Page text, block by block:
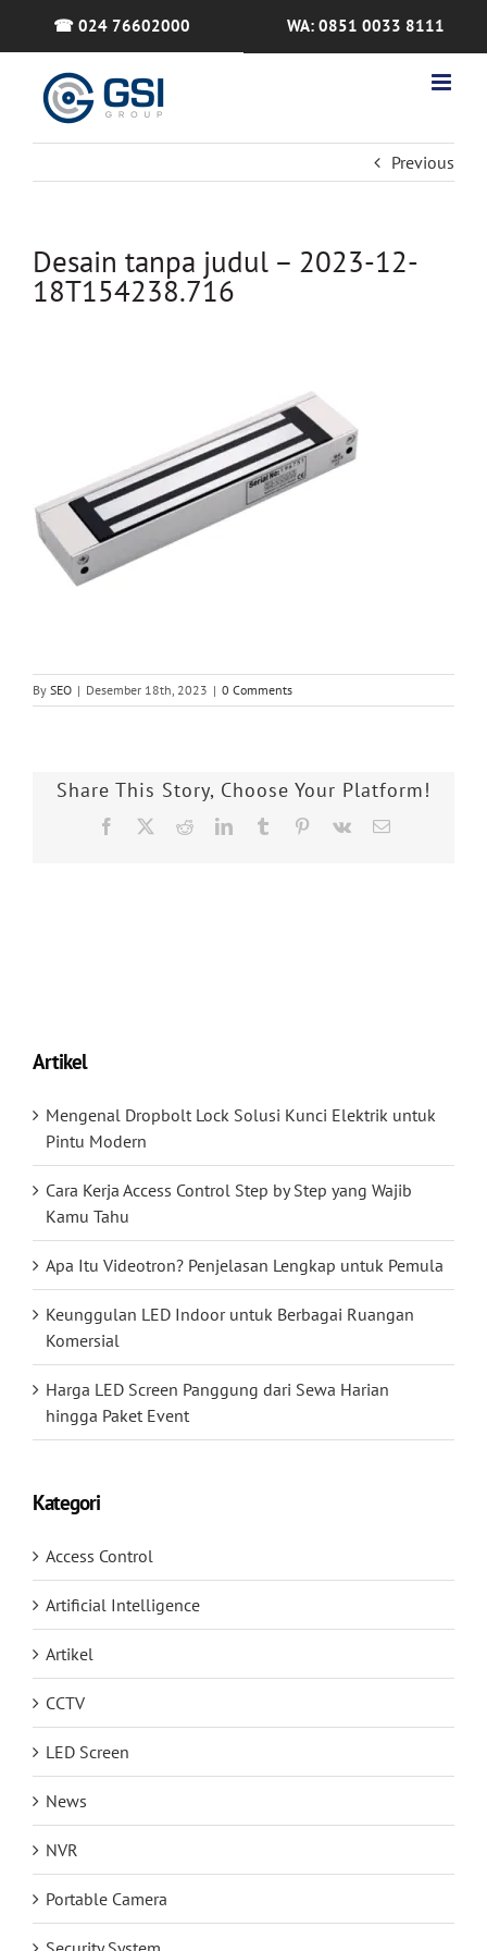
☎ 024 76602000 WA: 0851 0033 8111
Previous
Desain tanpa judul – 2023-12-
18T154238.716
By SEO | Desember 18th, 2023 | 0 Comments
Share This Story, Choose Your Platform!
Facebook RedditLinkedInTumblr Pinterest
Vk Email
Artikel
Mengenal Dropbolt Lock Solusi Kunci Elektrik untuk
Pintu Modern
Cara Kerja Access Control Step by Step yang Wajib
Kamu Tahu
Apa Itu Videotron? Penjelasan Lengkap untuk Pemula
Keunggulan LED Indoor untuk Berbagai Ruangan
Komersial
Harga LED Screen Panggung dari Sewa Harian
hingga Paket Event
Kategori
Access Control
Artificial Intelligence
Artikel
CCTV
LED Screen
News
NVR
Portable Camera